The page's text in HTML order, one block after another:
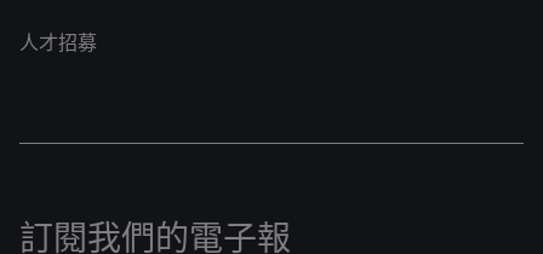
人才招募
訂閱我們的電子報